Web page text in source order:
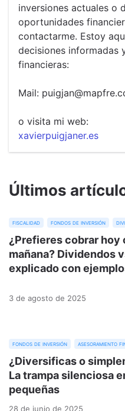
inversiones actuales o
oportunidades
contactarme. Estoy
decisiones informadas
financieras:
Mail:
o visita mi web:
xavierpuigjaner.es
Últimos
fiscalidad fondos de inversión
¿Prefieres cobrar hoy
mañana? Dividendos
explicado con
3 de agosto de 2025
fondos de inversión asesoramiento
¿Diversificas o
La trampa silenciosa
pequeñas
28 de junio de 2025